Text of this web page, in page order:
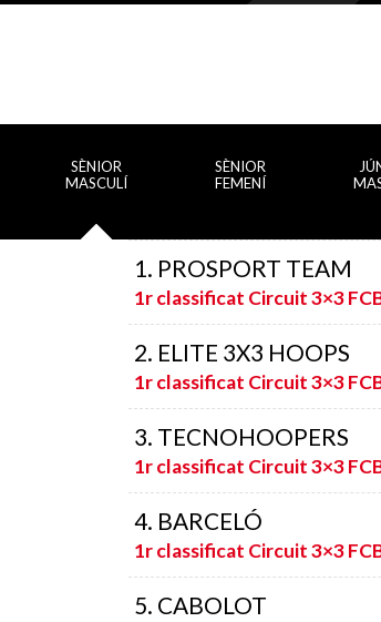
SÈNIOR
MASCULÍ
SÈNIOR
FEMENÍ
1. PROSPORT TEAM
1r classificat Circuit 3×3
2. ELITE 3X3 HOOPS
1r classificat Circuit 3×3
3. TECNOHOOPERS
1r classificat Circuit 3×3
4. BARCELÓ
1r classificat Circuit 3×3
5. CABOLOT